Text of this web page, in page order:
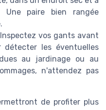
Une paire bien rangée
vos gants avant
détecter les éventuelles
au jardinage ou au
n'attendez pas
de profiter plus